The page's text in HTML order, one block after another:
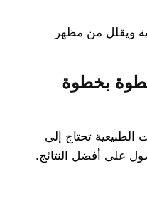
ويقلل من مظهر
بخطوة
الطبيعية تحتاج إلى
على أفضل النتائج.